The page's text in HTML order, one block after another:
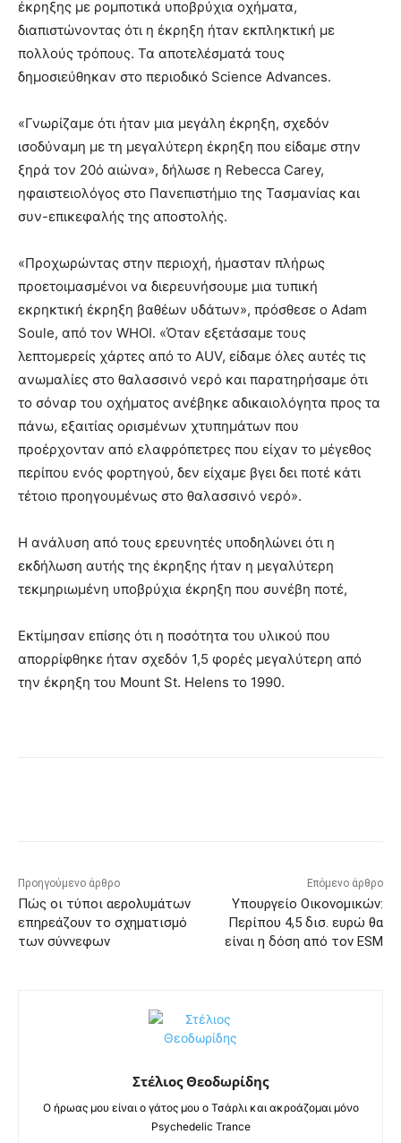
έκρηξης με ρομποτικά υποβρύχια οχήματα,
διαπιστώνοντας ότι η έκρηξη ήταν εκπληκτική με
πολλούς τρόπους. Τα αποτελέσματά τους
δημοσιεύθηκαν στο περιοδικό Science Advances.
«Γνωρίζαμε ότι ήταν μια μεγάλη έκρηξη, σχεδόν
ισοδύναμη με τη μεγαλύτερη έκρηξη που είδαμε στην
ξηρά τον 20ό αιώνα», δήλωσε η Rebecca Carey,
ηφαιστειολόγος στο Πανεπιστήμιο της Τασμανίας και
συν-επικεφαλής της αποστολής.
«Προχωρώντας στην περιοχή, ήμασταν πλήρως
προετοιμασμένοι να διερευνήσουμε μια τυπική
εκρηκτική έκρηξη βαθέων υδάτων», πρόσθεσε ο Adam
Soule, από τον WHOI. «Όταν εξετάσαμε τους
λεπτομερείς χάρτες από το AUV, είδαμε όλες αυτές τις
ανωμαλίες στο θαλασσινό νερό και παρατηρήσαμε ότι
το σόναρ του οχήματος ανέβηκε αδικαιολόγητα προς τα
πάνω, εξαιτίας ορισμένων χτυπημάτων που
προέρχονταν από ελαφρόπετρες που είχαν το μέγεθος
περίπου ενός φορτηγού, δεν είχαμε βγει δει ποτέ κάτι
τέτοιο προηγουμένως στο θαλασσινό νερό».
Η ανάλυση από τους ερευνητές υποδηλώνει ότι η
εκδήλωση αυτής της έκρηξης ήταν η μεγαλύτερη
τεκμηριωμένη υποβρύχια έκρηξη που συνέβη ποτέ,
Εκτίμησαν επίσης ότι η ποσότητα του υλικού που
απορρίφθηκε ήταν σχεδόν 1,5 φορές μεγαλύτερη από
την έκρηξη του Mount St. Helens το 1990.
Προηγούμενο άρθρο
Πώς οι τύποι αερολυμάτων
επηρεάζουν το σχηματισμό
των σύννεφων
Επόμενο άρθρο
Υπουργείο Οικονομικών:
Περίπου 4,5 δισ. ευρώ θα
είναι η δόση από τον ESM
Στέλιος Θεοδωρίδης
Ο ήρωας μου είναι ο γάτος μου ο Τσάρλι και ακροάζομαι μόνο
Psychedelic Trance